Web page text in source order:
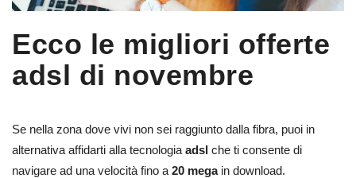
Ecco le migliori offerte
adsl di novembre
Se nella zona dove vivi non sei raggiunto dalla fibra, puoi in
alternativa affidarti alla tecnologia adsl che ti consente di
navigare ad una velocità fino a 20 megain download.